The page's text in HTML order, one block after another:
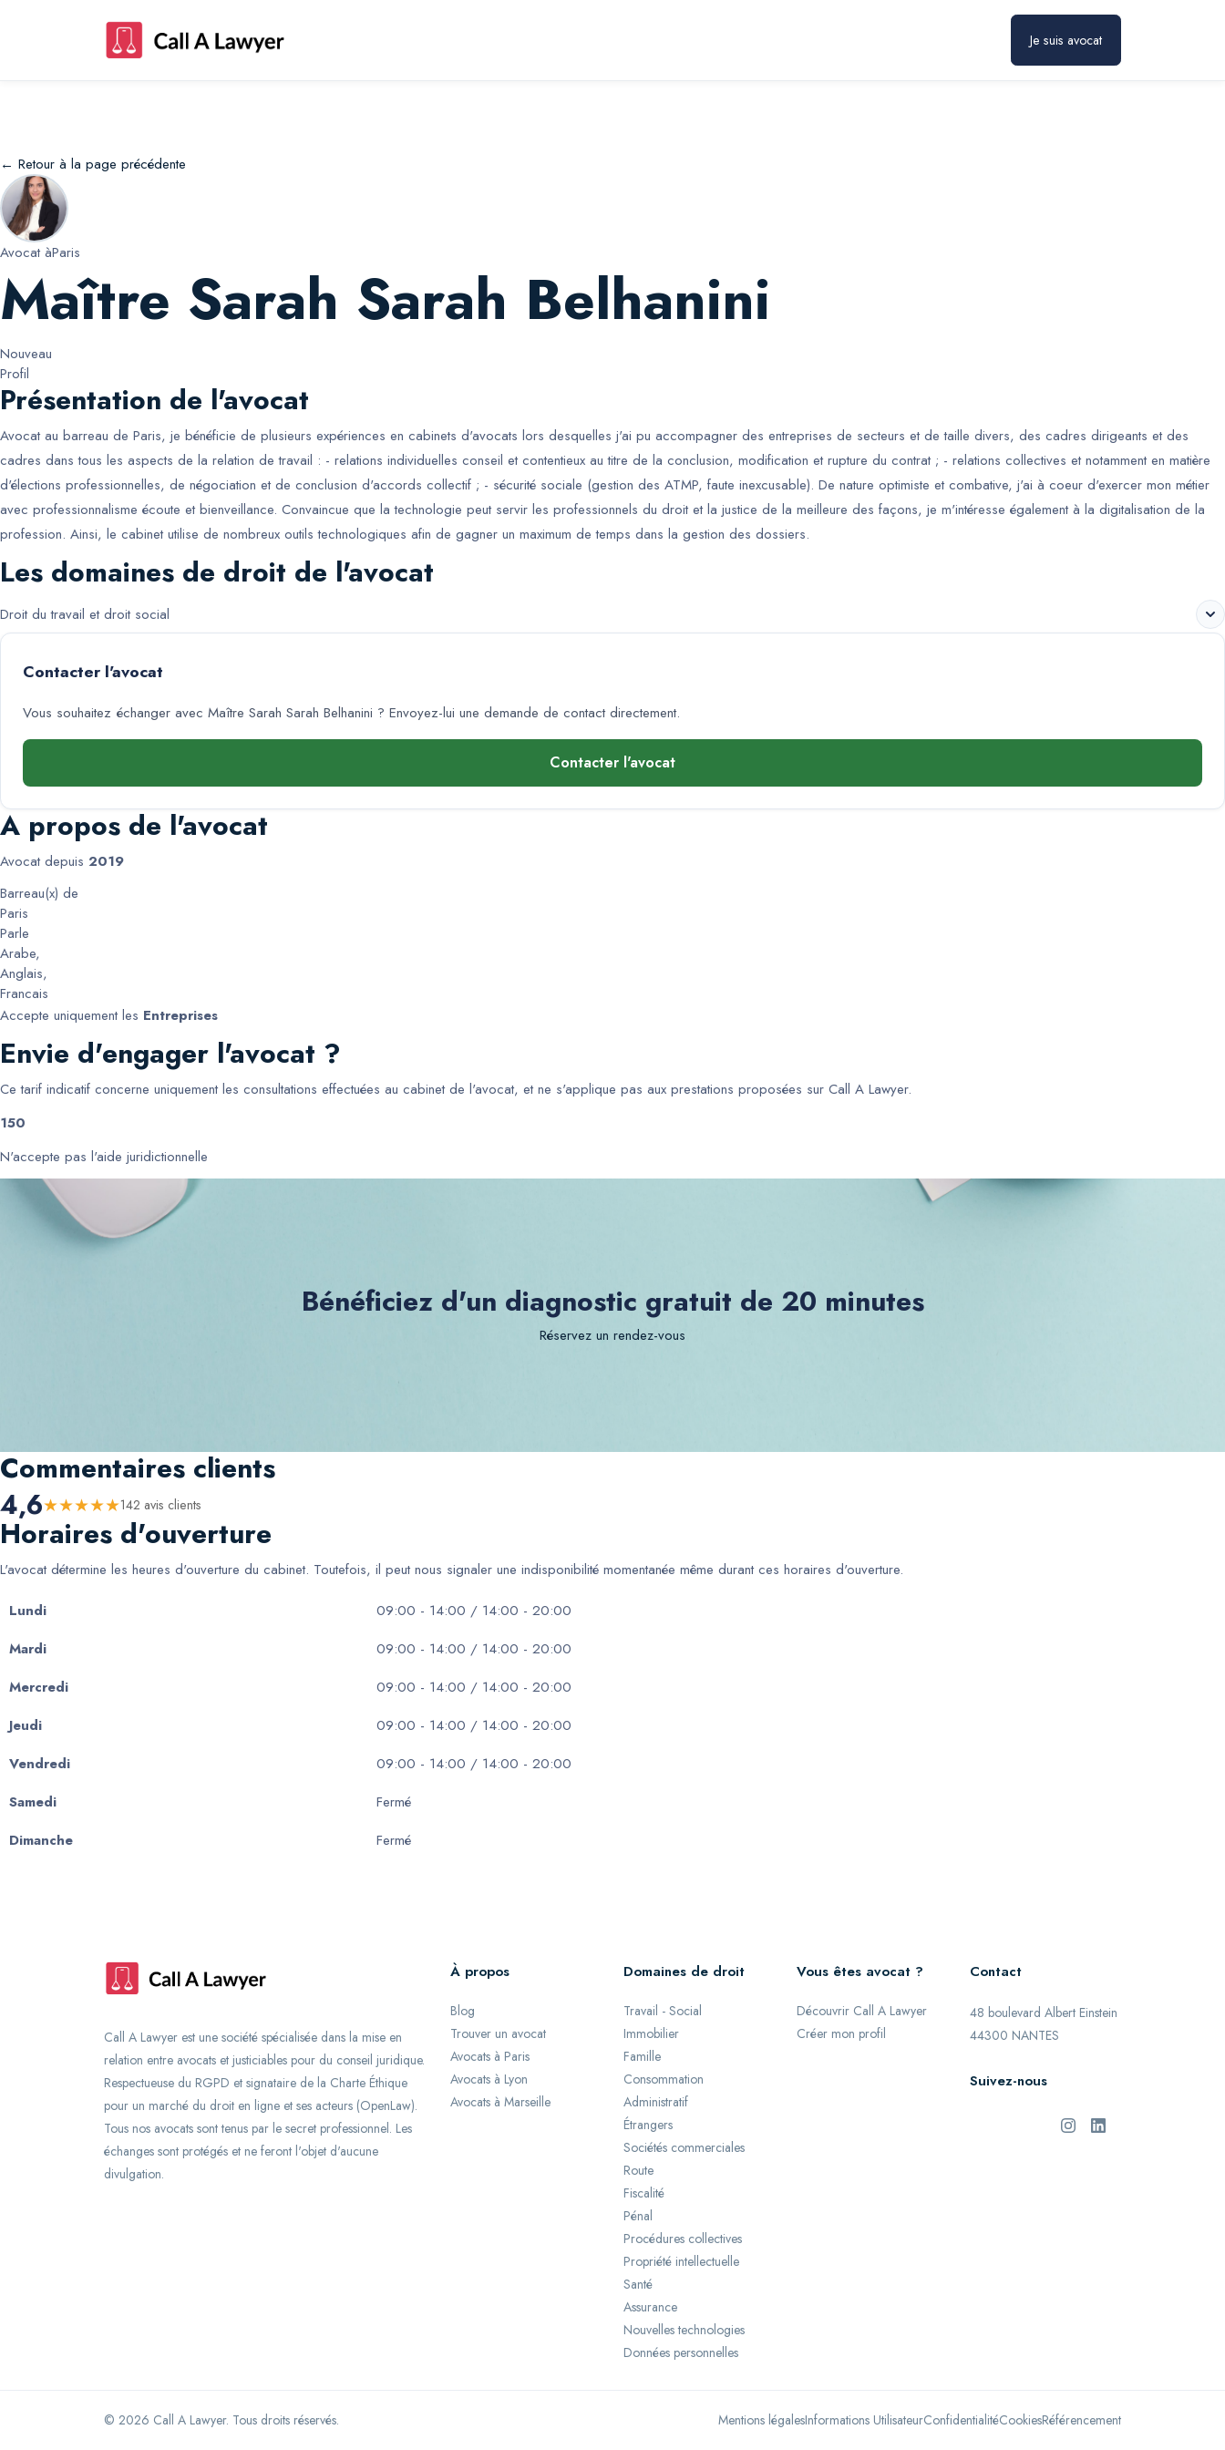
Je suis avocat
← Retour à la page précédente
Avocat àParis
Maître Sarah Sarah Belhanini
Nouveau
Profil
Présentation de l'avocat
Avocat au barreau de Paris, je bénéficie de plusieurs expériences en cabinets d'avocats lors desquelles j'ai pu accompagner des entreprises de secteurs et de taille divers, des cadres dirigeants et des
cadres dans tous les aspects de la relation de travail : - relations individuelles conseil et contentieux au titre de la conclusion, modification et rupture du contrat ; - relations collectives et notamment en matière
d'élections professionnelles, de négociation et de conclusion d'accords collectif ; - sécurité sociale (gestion des ATMP, faute inexcusable). De nature optimiste et combative, j'ai à coeur d'exercer mon métier
avec professionnalisme écoute et bienveillance. Convaincue que la technologie peut servir les professionnels du droit et la justice de la meilleure des façons, je m'intéresse également à la digitalisation de la
profession. Ainsi, le cabinet utilise de nombreux outils technologiques afin de gagner un maximum de temps dans la gestion des dossiers.
Les domaines de droit de l'avocat
Droit du travail et droit social
Contacter l'avocat
Vous souhaitez échanger avec Maître Sarah Sarah Belhanini ? Envoyez-lui une demande de contact directement.
Contacter l'avocat
A propos de l'avocat
Avocat depuis 2019
Barreau(x) de
Paris
Parle
Arabe,
Anglais,
Francais
Accepte uniquement les Entreprises
Envie d'engager l'avocat ?
Ce tarif indicatif concerne uniquement les consultations effectuées au cabinet de l'avocat, et ne s'applique pas aux prestations proposées sur Call A Lawyer.
150
N'accepte pas l'aide juridictionnelle
Bénéficiez d'un diagnostic gratuit de 20 minutes
Réservez un rendez-vous
Commentaires clients
4,6★★★★★142 avis clients
Horaires d'ouverture
L'avocat détermine les heures d'ouverture du cabinet. Toutefois, il peut nous signaler une indisponibilité momentanée même durant ces horaires d'ouverture.
Lundi
09:00 - 14:00 / 14:00 - 20:00
Mardi
09:00 - 14:00 / 14:00 - 20:00
Mercredi
09:00 - 14:00 / 14:00 - 20:00
Jeudi
09:00 - 14:00 / 14:00 - 20:00
Vendredi
09:00 - 14:00 / 14:00 - 20:00
Samedi
Fermé
Dimanche
Fermé
Call A Lawyer est une société spécialisée dans la mise en
relation entre avocats et justiciables pour du conseil juridique.
Respectueuse du RGPD et signataire de la Charte Éthique
pour un marché du droit en ligne et ses acteurs (OpenLaw).
Tous nos avocats sont tenus par le secret professionnel. Les
échanges sont protégés et ne feront l'objet d'aucune
divulgation.
À propos
Blog
Trouver un avocat
Avocats à Paris
Avocats à Lyon
Avocats à Marseille
Domaines de droit
Travail - Social
Immobilier
Famille
Consommation
Administratif
Étrangers
Sociétés commerciales
Route
Fiscalité
Pénal
Procédures collectives
Propriété intellectuelle
Santé
Assurance
Nouvelles technologies
Données personnelles
Vous êtes avocat ?
Découvrir Call A Lawyer
Créer mon profil
Contact
48 boulevard Albert Einstein
44300 NANTES
Suivez-nous
© 2026 Call A Lawyer. Tous droits réservés. Mentions légalesInformations UtilisateurConfidentialitéCookiesRéférencement